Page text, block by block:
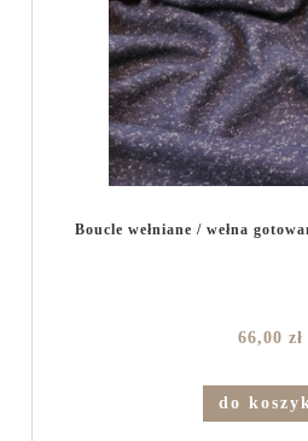
Boucle wełniane / wełna
66,00 zł
do